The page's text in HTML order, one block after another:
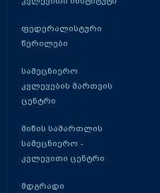
ფედერალისტური
წერილები
სამეცნიერო
კვლევების მართვის
ცენტრი
მიწის სამართლის
სამეცნიერო -
კვლევითი ცენტრი
მდგრადი